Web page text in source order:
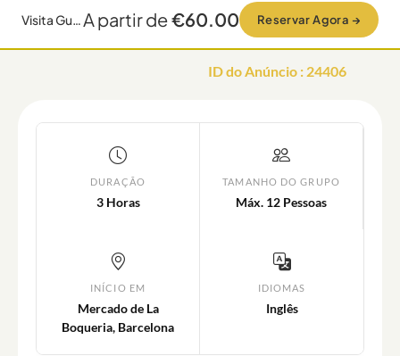
Visita Guiada de Gastronomia e Vinhos em Barcelona com o Mercado da BoqueriaA partir de€60.00 Reservar Agora →
ID do Anúncio : 24406
DURAÇÃO
3 Horas
TAMANHO DO GRUPO
Máx. 12 Pessoas
INÍCIO EM
Mercado de La
Boqueria, Barcelona
IDIOMAS
Inglês